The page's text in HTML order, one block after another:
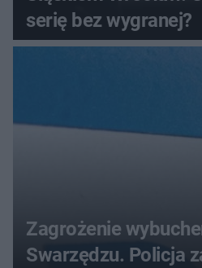
serię bez wygranej?
Zagrożenie
Swarzędzu. Policja